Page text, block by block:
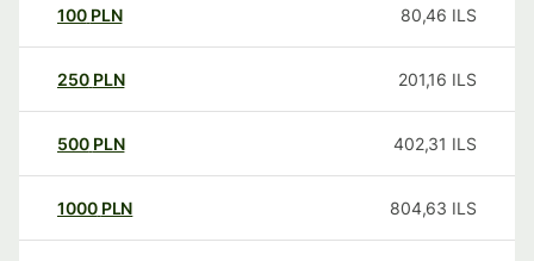
100 PLN 80,46 ILS
250 PLN 201,16 ILS
500 PLN 402,31 ILS
1000 PLN 804,63 ILS